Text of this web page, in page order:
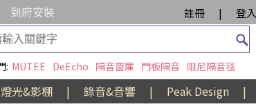
到府安裝 註冊 | 登入
: MUTEE DeEcho 隔音窗簾 門板隔音 阻尼隔音毯
燈光&影棚 | 錄音&音響 | Peak Design |